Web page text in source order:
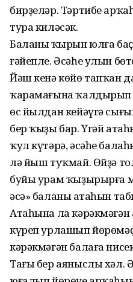
бирҙеләр. Тәртибе
тура киләсәк.
Баланың ҡырын юлға
ғәйепле. Әсәһе улын
Йәш кенә көйө тапҡан
ҡарамағына ҡалдырып
өс йылдан кейәүгә
бер ҡыҙы бар. Үгәй
ҡул күтәрә, әсәһе
лә йыш туҡмай. Өйҙә
буйы урам ҡыҙырырға
әсә» баланың атаһын
Атаһына ла
күреп урлашып
кәрәкмәгән балаға
Тағы бер аяныслы хәл.